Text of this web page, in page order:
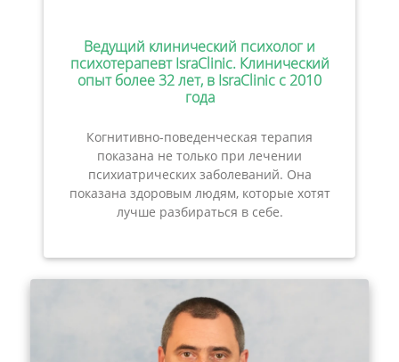
Ведущий клинический психолог и
психотерапевт IsraClinic. Клинический
опыт более 32 лет, в IsraClinic с 2010
года
Когнитивно-поведенческая терапия
показана не только при лечении
психиатрических заболеваний. Она
показана здоровым людям, которые хотят
лучше разбираться в себе.